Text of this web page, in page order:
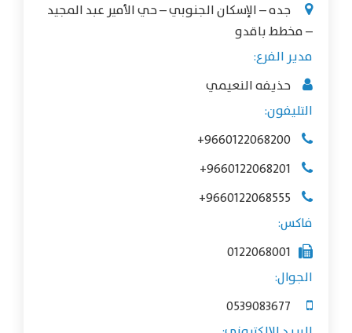
جده – الإسكان الجنوبي – حي الأمير عبد المجيد
– مخطط باقدو
مدير الفرع:
حذيفه النعيمي
التليفون:
+9660122068200
+9660122068201
+9660122068555
فاكس:
الجوال: